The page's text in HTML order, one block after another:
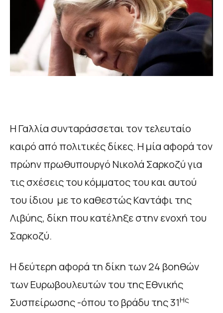
Η Γαλλία συνταράσσεται τον τελευταίο
καιρό από πολιτικές δίκες. Η μία αφορά τον
πρώην πρωθυπουργό Νικολά Σαρκοζύ για
τις σχέσεις του κόμματος του και αυτού
του ίδιου με το καθεστώς Καντάφι της
Λιβύης, δίκη που κατέληξε στην ενοχή του
Σαρκοζύ.
Η δεύτερη αφορά τη δίκη των 24 βοηθών
των Ευρωβουλευτών του της Εθνικής
Συσπείρωσης -όπου το βράδυ της 31Ης